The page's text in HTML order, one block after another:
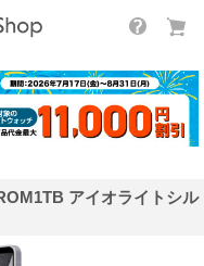
アイオライトシル